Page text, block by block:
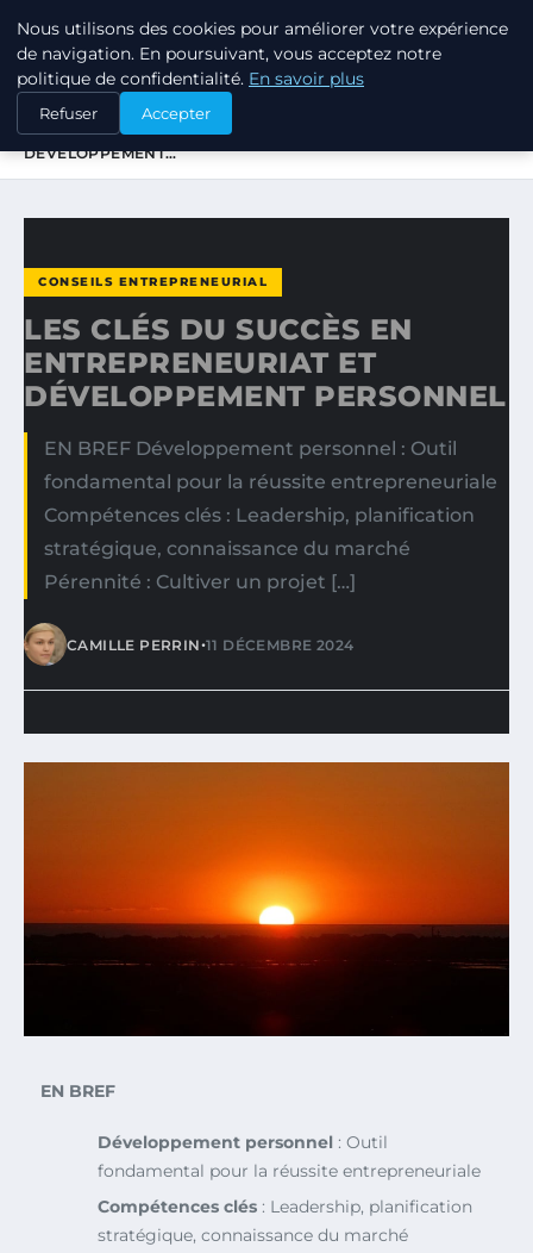
TUEZ-LES TOUS
ACCUEIL
CONSEILS ENTREPRENEURIAL
LES CLÉS DU SUCCÈS EN ENTREPRENEURIAT ET
DÉVELOPPEMENT…
CONSEILS ENTREPRENEURIAL
LES CLÉS DU SUCCÈS EN
ENTREPRENEURIAT ET
DÉVELOPPEMENT PERSONNEL
EN BREF Développement personnel : Outil
fondamental pour la réussite entrepreneuriale
Compétences clés : Leadership, planification
stratégique, connaissance du marché
Pérennité : Cultiver un projet […]
CAMILLE PERRIN•11 DÉCEMBRE 2024
EN BREF
Développement personnel : Outil
fondamental pour la réussite entrepreneuriale
Compétences clés : Leadership, planification
stratégique, connaissance du marché
Nous utilisons des cookies pour améliorer votre expérience
de navigation. En poursuivant, vous acceptez notre
politique de confidentialité. En savoir plus
Refuser Accepter